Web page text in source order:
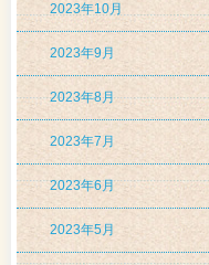
2023年10月
2023年9月
2023年8月
2023年7月
2023年6月
2023年5月